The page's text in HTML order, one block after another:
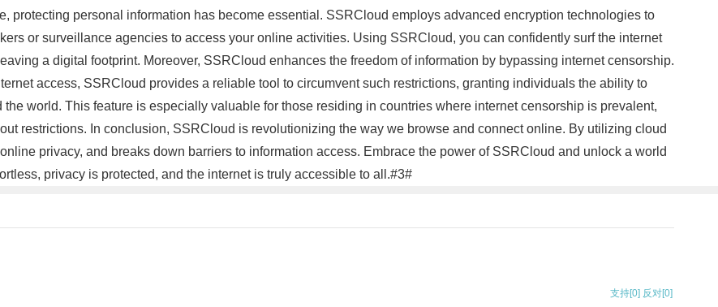
protecting personal information has become essential. SSRCloud employs advanced encryption technologies to
or surveillance agencies to access your online activities. Using SSRCloud, you can confidently surf the internet
a digital footprint. Moreover, SSRCloud enhances the freedom of information by bypassing internet censorship.
access, SSRCloud provides a reliable tool to circumvent such restrictions, granting individuals the ability to
world. This feature is especially valuable for those residing in countries where internet censorship is prevalent,
restrictions. In conclusion, SSRCloud is revolutionizing the way we browse and connect online. By utilizing cloud
privacy, and breaks down barriers to information access. Embrace the power of SSRCloud and unlock a world
privacy is protected, and the internet is truly accessible to all.#3#
支持[0] 反对[0]